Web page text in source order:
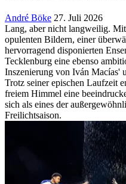
André Böke 27. Juli 2026
Lang, aber nicht langweilig.
opulenten Bildern, einer
hervorragend disponierten
Tecklenburg eine ebenso
Inszenierung von Iván Macías'
Trotz seiner epischen Laufzeit
freiem Himmel eine
sich als eines der
Freilichtsaison.